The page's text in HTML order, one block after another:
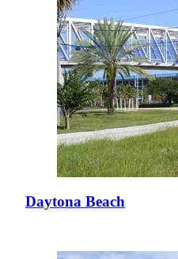
Daytona Beach